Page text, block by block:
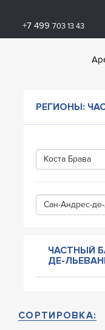
+7 499 703 13 43
РЕГИОНЫ:
Коста Брава
Сан-Андрес-
ЧАСТНЫЙ
ДЕ-
СОРТИРОВКА: